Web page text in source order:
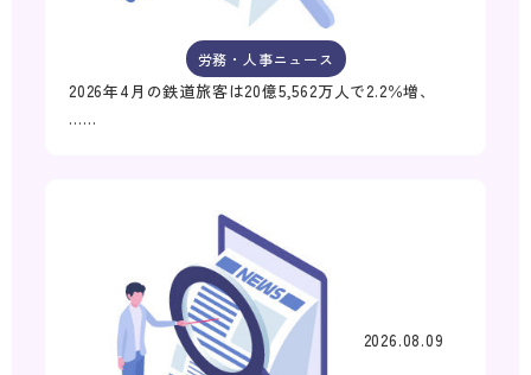
労務・人事ニュース
2026年4月の鉄道旅客は20億5,562万人で2.2％増、
……
2026.08.09